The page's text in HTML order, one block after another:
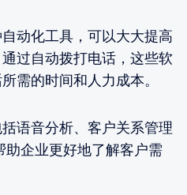
动化工具，可以大大提高
过自动拨打电话，这些软
需的时间和人力成本。
语音分析、客户关系管理
助企业更好地了解客户需